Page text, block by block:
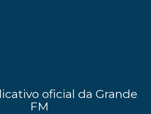
oficial da Grande
FM